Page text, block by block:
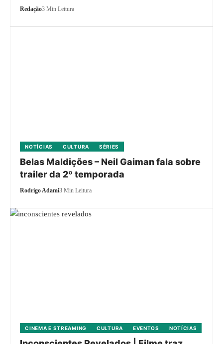
Redação3 Min Leitura
NOTÍCIAS CULTURA SÉRIES
Belas Maldições – Neil Gaiman fala sobre
trailer da 2º temporada
Rodrigo Adami3 Min Leitura
CINEMA E STREAMING CULTURA EVENTOS NOTÍCIAS